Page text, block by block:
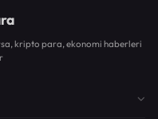
kripto para, ekonomi haberleri